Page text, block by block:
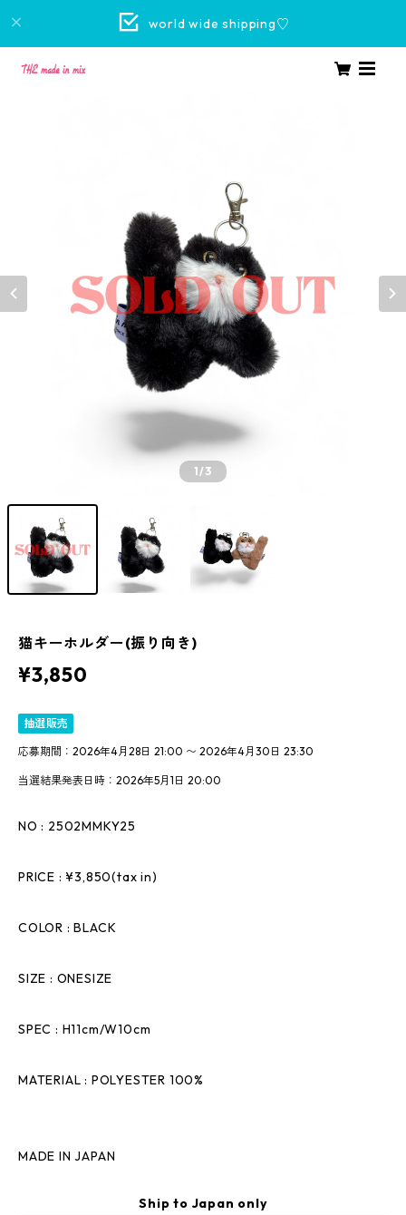
world wide shipping♡
1/3
猫キーホルダー(振り向き)
¥3,850
抽選販売
応募期間：2026年4月28日 21:00 〜 2026年4月30日 23:30
当選結果発表日時：2026年5月1日 20:00
NO : 2502MMKY25
PRICE : ¥3,850(tax in)
COLOR : BLACK
SIZE : ONESIZE
SPEC : H11cm/W10cm
MATERIAL : POLYESTER 100%
MADE IN JAPAN
Ship to Japan only